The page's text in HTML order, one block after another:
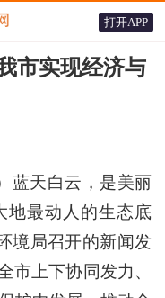
打开APP
市实现经济与
蓝天白云，是美丽
地最动人的生态底
境局召开的新闻发
市上下协同发力、